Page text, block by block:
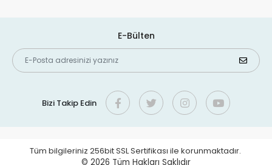
E-Bülten
Bizi Takip Edin
Tüm bilgileriniz 256bit SSL Sertifikası ile korunmaktadır.
© 2026 Tüm Hakları Saklıdır